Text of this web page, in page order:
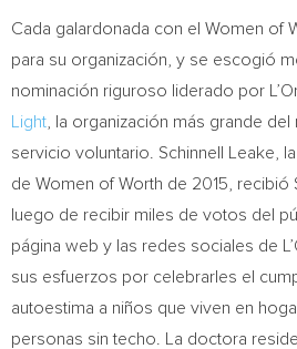
Cada galardonada con el Women of
para su organización, y se escogió
nominación riguroso liderado por
Light , la organización más grande
servicio voluntario. Schinnell Leake,
de Women of Worth de 2015, recibió
luego de recibir miles de votos del
página web y las redes sociales de
sus esfuerzos por celebrarles el
autoestima a niños que viven en
personas sin techo. La doctora